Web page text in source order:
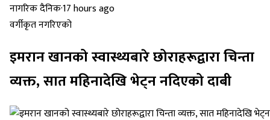
नागरिक दैनिक·17 hours ago
वर्गीकृत नगरिएको
इमरान खानको स्वास्थ्यबारे छोराहरूद्वारा चिन्ता
व्यक्त, सात महिनादेखि भेट्न नदिएको दाबी